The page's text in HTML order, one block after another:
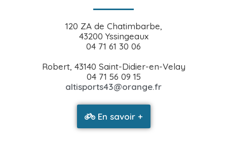
120 ZA de Chatimbarbe,
43200 Yssingeaux
04 71 61 30 06
Robert, 43140 Saint-Didier-en-Velay
04 71 56 09 15
altisports43@orange.fr
En savoir +